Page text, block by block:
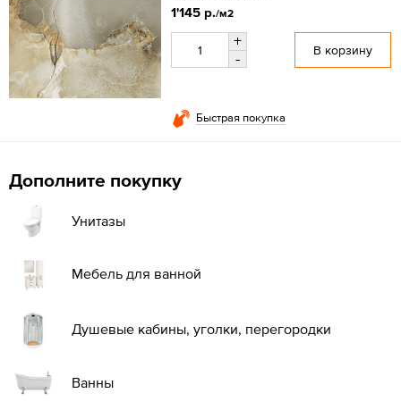
1'145 р./м2
+
-
В корзину
Быстрая покупка
Дополните покупку
Унитазы
Мебель для ванной
Душевые кабины, уголки, перегородки
Ванны